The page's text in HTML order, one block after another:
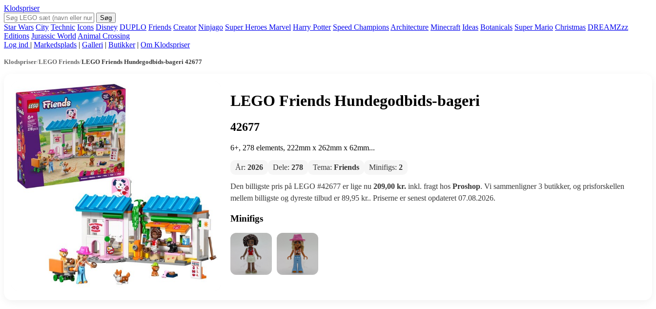
Klodspriser
Søg
Star Wars City Technic Icons Disney DUPLO Friends Creator Ninjago Super Heroes Marvel Harry Potter Speed Champions Architecture Minecraft Ideas Botanicals Super Mario Christmas DREAMZzz
Editions Jurassic World Animal Crossing
Log ind | Markedsplads | Galleri | Butikker | Om Klodspriser
Klodspriser/LEGO Friends/LEGO Friends Hundegodbids-bageri 42677
LEGO Friends Hundegodbids-bageri
42677
6+, 278 elements, 222mm x 262mm x 62mm...
År: 2026 Dele: 278 Tema: Friends Minifigs: 2
Den billigste pris på LEGO #42677 er lige nu 209,00 kr.inkl. fragt hos Proshop. Vi sammenligner 3 butikker, og prisforskellen
mellem billigste og dyreste tilbud er 89,95 kr.. Priserne er senest opdateret 07.08.2026.
Minifigs